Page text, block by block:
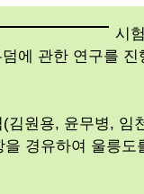
시
에 관한 연구를
김원용, 윤무병,
경유하여 울릉